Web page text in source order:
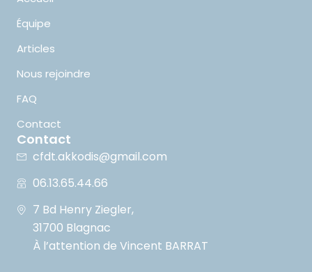
Équipe
Articles
Nous rejoindre
FAQ
Contact
Contact
cfdt.akkodis@gmail.com
06.13.65.44.66
7 Bd Henry Ziegler,
31700 Blagnac
À l’attention de Vincent BARRAT